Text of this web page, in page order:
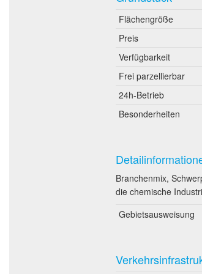
Flächengröße
Preis
Verfügbarkeit
Frei parzellierbar
24h-Betrieb
Besonderheiten
Branchenmix,
die chemische
Gebietsausweisung